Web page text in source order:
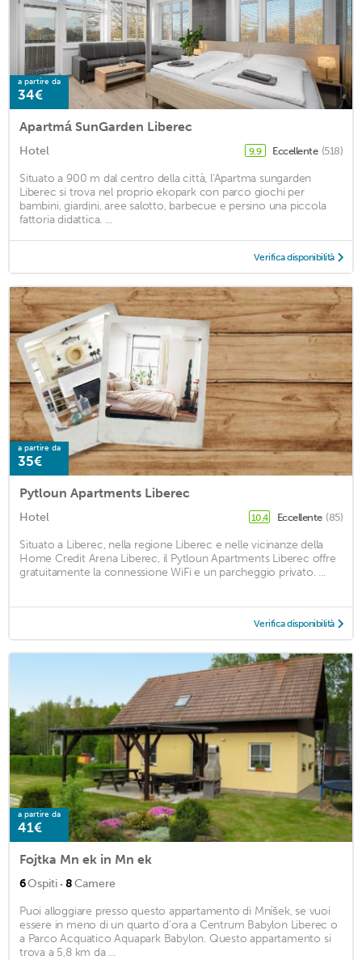
a partire da
34€
Apartmá SunGarden Liberec
Hotel 9,9 Eccellente (518)
Situato a 900 m dal centro della città, l'Apartma sungarden
Liberec si trova nel proprio ekopark con parco giochi per
bambini, giardini, aree salotto, barbecue e persino una piccola
fattoria didattica. ...
Verifica disponibilità
a partire da
35€
Pytloun Apartments Liberec
Hotel 10,4 Eccellente (85)
Situato a Liberec, nella regione Liberec e nelle vicinanze della
Home Credit Arena Liberec, il Pytloun Apartments Liberec offre
gratuitamente la connessione WiFi e un parcheggio privato. ...
Verifica disponibilità
a partire da
41€
Fojtka Mn ek in Mn ek
6Ospiti · 8Camere
Puoi alloggiare presso questo appartamento di Mníšek, se vuoi
essere in meno di un quarto d'ora a Centrum Babylon Liberec o
a Parco Acquatico Aquapark Babylon. Questo appartamento si
trova a 5,8 km da ...